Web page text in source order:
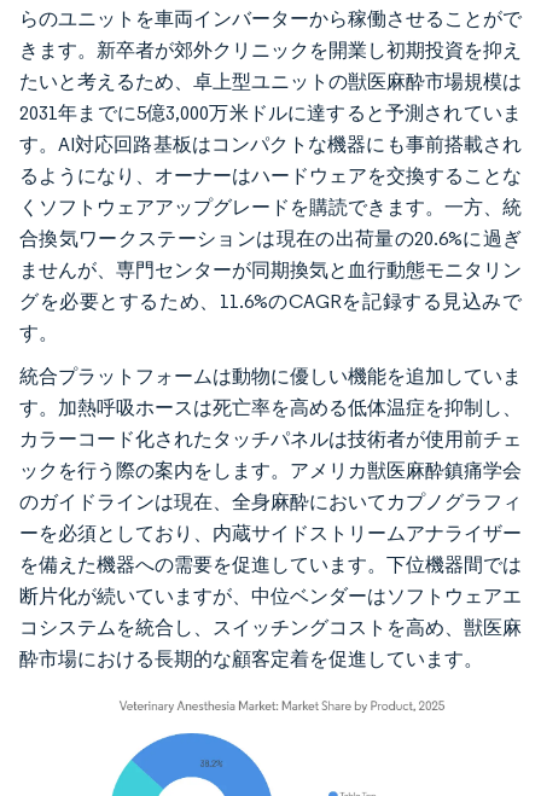
らのユニットを車両インバーターから稼働させることがで
きます。新卒者が郊外クリニックを開業し初期投資を抑え
たいと考えるため、卓上型ユニットの獣医麻酔市場規模は
2031年までに5億3,000万米ドルに達すると予測されていま
す。AI対応回路基板はコンパクトな機器にも事前搭載され
るようになり、オーナーはハードウェアを交換することな
くソフトウェアアップグレードを購読できます。一方、統
合換気ワークステーションは現在の出荷量の20.6%に過ぎ
ませんが、専門センターが同期換気と血行動態モニタリン
グを必要とするため、11.6%のCAGRを記録する見込みで
す。
統合プラットフォームは動物に優しい機能を追加していま
す。加熱呼吸ホースは死亡率を高める低体温症を抑制し、
カラーコード化されたタッチパネルは技術者が使用前チェ
ックを行う際の案内をします。アメリカ獣医麻酔鎮痛学会
のガイドラインは現在、全身麻酔においてカプノグラフィ
ーを必須としており、内蔵サイドストリームアナライザー
を備えた機器への需要を促進しています。下位機器間では
断片化が続いていますが、中位ベンダーはソフトウェアエ
コシステムを統合し、スイッチングコストを高め、獣医麻
酔市場における長期的な顧客定着を促進しています。